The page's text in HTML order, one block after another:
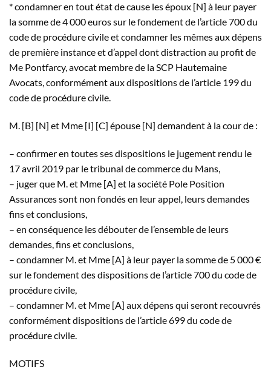
* condamner en tout état de cause les époux [N] à leur payer
la somme de 4 000 euros sur le fondement de l’article 700 du
code de procédure civile et condamner les mêmes aux dépens
de première instance et d’appel dont distraction au profit de
Me Pontfarcy, avocat membre de la SCP Hautemaine
Avocats, conformément aux dispositions de l’article 199 du
code de procédure civile.
M. [B] [N] et Mme [I] [C] épouse [N] demandent à la cour de :
– confirmer en toutes ses dispositions le jugement rendu le
17 avril 2019 par le tribunal de commerce du Mans,
– juger que M. et Mme [A] et la société Pole Position
Assurances sont non fondés en leur appel, leurs demandes
fins et conclusions,
– en conséquence les débouter de l’ensemble de leurs
demandes, fins et conclusions,
– condamner M. et Mme [A] à leur payer la somme de 5 000 €
sur le fondement des dispositions de l’article 700 du code de
procédure civile,
– condamner M. et Mme [A] aux dépens qui seront recouvrés
conformément dispositions de l’article 699 du code de
procédure civile.
MOTIFS